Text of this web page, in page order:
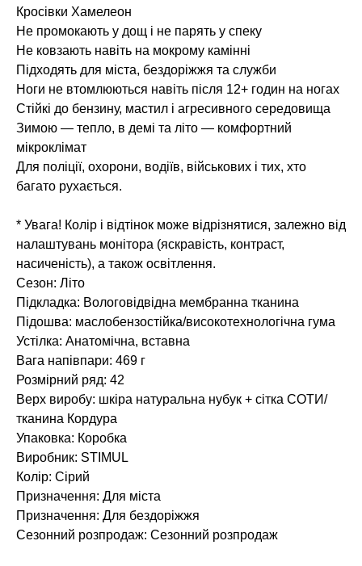
Кросівки Хамелеон
Не промокають у дощ і не парять у спеку
Не ковзають навіть на мокрому камінні
Підходять для міста, бездоріжжя та служби
Ноги не втомлюються навіть після 12+ годин на ногах
Стійкі до бензину, мастил і агресивного середовища
Зимою — тепло, в демі та літо — комфортний
мікроклімат
Для поліції, охорони, водіїв, військових і тих, хто
багато рухається.
* Увага! Колір і відтінок може відрізнятися, залежно від
налаштувань монітора (яскравість, контраст,
насиченість), а також освітлення.
Сезон: Літо
Підкладка: Вологовідвідна мембранна тканина
Підошва: маслобензостійка/високотехнологічна гума
Устілка: Анатомічна, вставна
Вага напівпари: 469 г
Розмірний ряд: 42
Верх виробу: шкіра натуральна нубук + сітка СОТИ/
тканина Кордура
Упаковка: Коробка
Виробник: STIMUL
Колір: Сірий
Призначення: Для міста
Призначення: Для бездоріжжя
Сезонний розпродаж: Сезонний розпродаж